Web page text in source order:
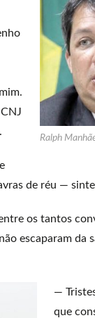
Ralph
de réu —
os tantos
escaparam da
—
que